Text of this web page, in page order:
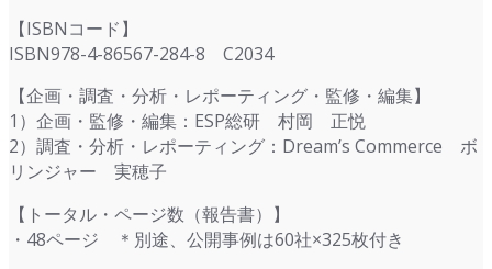
【ISBNコード】
ISBN978-4-86567-284-8 C2034
【企画・調査・分析・レポーティング・監修・編集】
1）企画・監修・編集：ESP総研 村岡 正悦
2）調査・分析・レポーティング：Dream’s Commerce ボ
リンジャー 実穂子
【トータル・ページ数（報告書）】
・48ページ ＊別途、公開事例は60社×325枚付き